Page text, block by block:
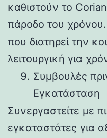
καθιστούν το
πάροδο του χρόνου.
που διατηρεί την
λειτουργική για
Συμβουλές
Εγκατάσταση
Συνεργαστείτε με
εγκαταστάτες για